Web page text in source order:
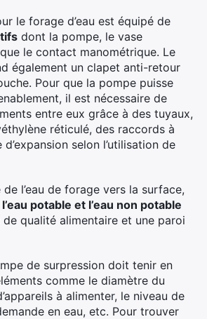
le forage d’eau est équipé de
dont la pompe, le vase
le contact manométrique. Le
également un clapet anti-retour
Pour que la pompe puisse
il est nécessaire de
entre eux grâce à des tuyaux,
réticulé, des raccords à
selon l’utilisation de
l’eau de forage vers la surface,
potable et l’eau non potable
qualité alimentaire et une paroi
de surpression doit tenir en
comme le diamètre du
à alimenter, le niveau de
en eau, etc. Pour trouver